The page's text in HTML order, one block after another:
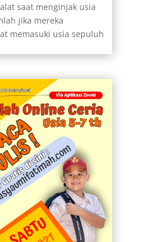
saat menginjak usia
jika mereka
memasuki usia sepuluh